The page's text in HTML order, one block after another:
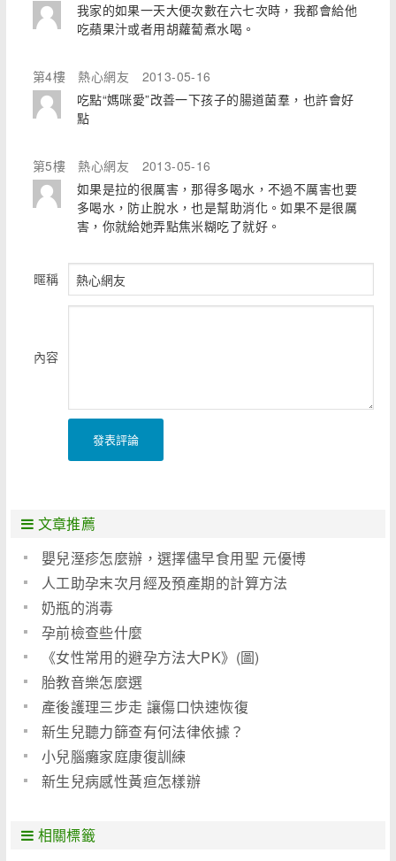
我家的如果一天大便次數在六七次時，我都會給他
吃蘋果汁或者用胡蘿蔔煮水喝。
第4樓 熱心網友
2013-05-16
吃點“媽咪愛”改善一下孩子的腸道菌羣，也許會好
點
第5樓 熱心網友
2013-05-16
如果是拉的很厲害，那得多喝水，不過不厲害也要
多喝水，防止脫水，也是幫助消化。如果不是很厲
害，你就給她弄點焦米糊吃了就好。
暱稱
內容
發表評論
文章推薦
嬰兒溼疹怎麼辦，選擇儘早食用聖 元優博
人工助孕末次月經及預產期的計算方法
奶瓶的消毒
孕前檢查些什麼
《女性常用的避孕方法大PK》(圖)
胎教音樂怎麼選
產後護理三步走 讓傷口快速恢復
新生兒聽力篩查有何法律依據？
小兒腦癱家庭康復訓練
新生兒病感性黃疸怎樣辦
相關標籤